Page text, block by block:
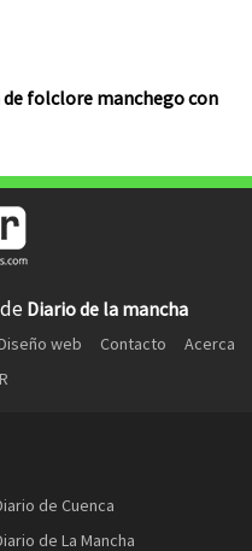
de folclore manchego con
Diario de la mancha
web Contacto
Acerca
de Cuenca
de La Mancha